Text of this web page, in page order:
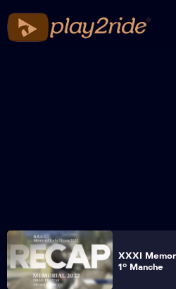
XXXI
1° Manche